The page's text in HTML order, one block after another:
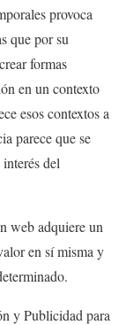
provoca
que por su
formas
en un contexto
esos contextos a
parece que se
del
web adquiere un
en sí misma y
y Publicidad para